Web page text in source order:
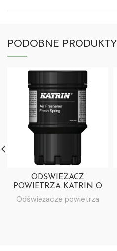
PODOBNE PRODUKTY
ODŚWIEŻACZ
POWIETRZA KATRIN O
ZAPACHU FRESH SPRING
Odświeżacze powietrza